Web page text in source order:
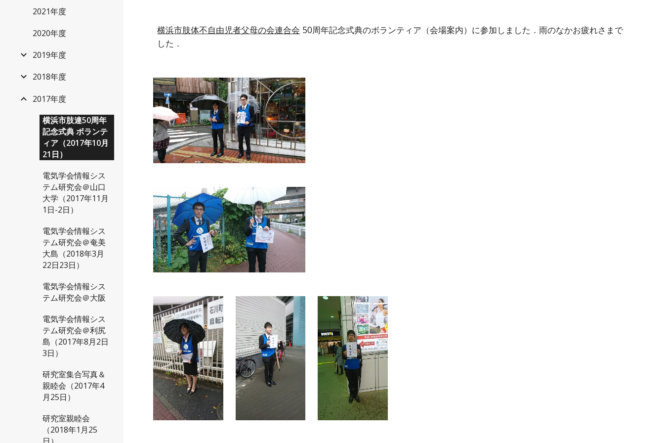
2021年度
2020年度
2019年度
2018年度
2017年度
横浜市肢連50周年
記念式典 ボランテ
ィア（2017年10月
21日）
電気学会情報シス
テム研究会＠山口
大学（2017年11月
1日-2日）
電気学会情報シス
テム研究会＠奄美
大島（2018年3月
22日23日）
電気学会情報シス
テム研究会＠大阪
電気学会情報シス
テム研究会＠利尻
島（2017年8月2日
3日）
研究室集合写真＆
親睦会（2017年4
月25日）
研究室親睦会
（2018年1月25
横浜市肢体不自由児者父母の会連合会 50周年記念式典のボランティア（会場案内）に参加しました．雨のなかお疲れさまで
した．